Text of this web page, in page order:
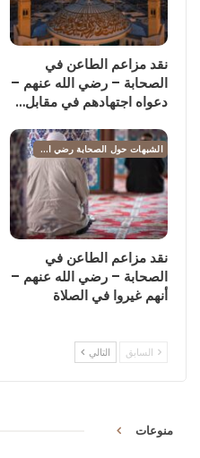
نقد مزاعم الطاعن في
الصحابة – رضي الله عنهم –
دعواه اجتهادهم في مقابل…
الشبهات حول الصحابة رضي الله عنهم
نقد مزاعم الطاعن في
الصحابة – رضي الله عنهم –
أنهم غيروا في الصلاة
السابق التالي
منوعات